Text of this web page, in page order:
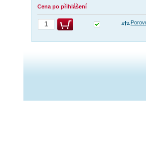
Cena po přihlášení